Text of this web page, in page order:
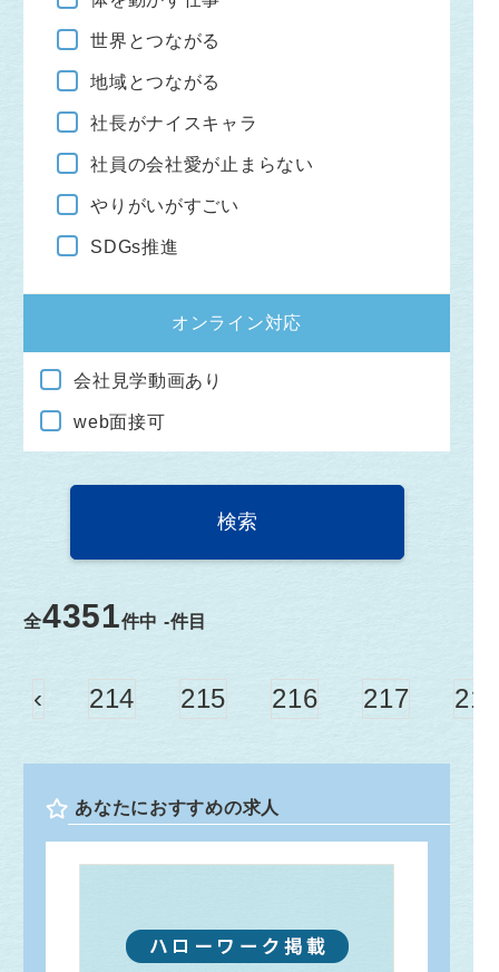
世界とつながる
地域とつながる
社長がナイスキャラ
社員の会社愛が止まらない
やりがいがすごい
SDGs推進
オンライン対応
会社見学動画あり
web面接可
全4351件中 -件目
‹ 214 215 216 217
あなたにおすすめの求人